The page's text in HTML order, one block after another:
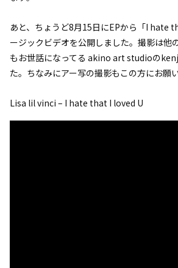
あと、ちょうど8月15日にEPから「I hate
ージックビデオを公開しました。撮影は他
もお世話になってる akino art studioの
た。ちなみにアー写の撮影もこの方にお願い
Lisa lil vinci – I hate that I loved U